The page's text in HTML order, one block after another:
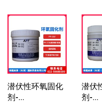
潜伏性环氧固化
剂-...
潜伏
剂-...